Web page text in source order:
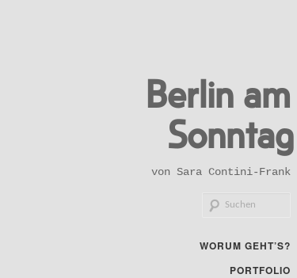
Berlin am
Sonntag
von Sara Contini-Frank
WORUM GEHT’S?
PORTFOLIO